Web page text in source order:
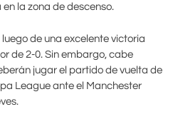
la zona de descenso.
de una excelente victoria
de 2-0. Sin embargo, cabe
jugar el partido de vuelta de
League ante el Manchester